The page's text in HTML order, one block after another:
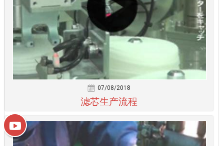
07/08/2018
滤芯生产流程